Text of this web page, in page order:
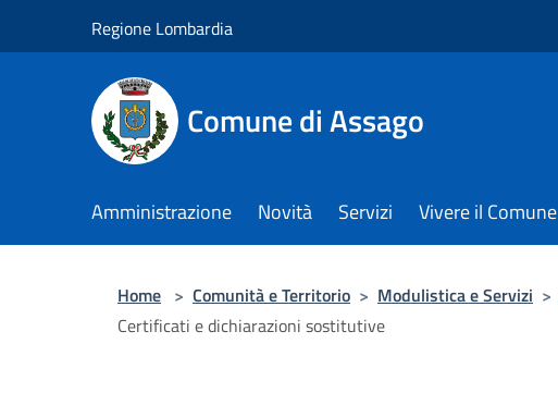
Regione Lombardia
Comune di Assago
Amministrazione Novità Servizi Vivere il Comune
Home > Comunità e Territorio > Modulistica e Servizi >
Certificati e dichiarazioni sostitutive